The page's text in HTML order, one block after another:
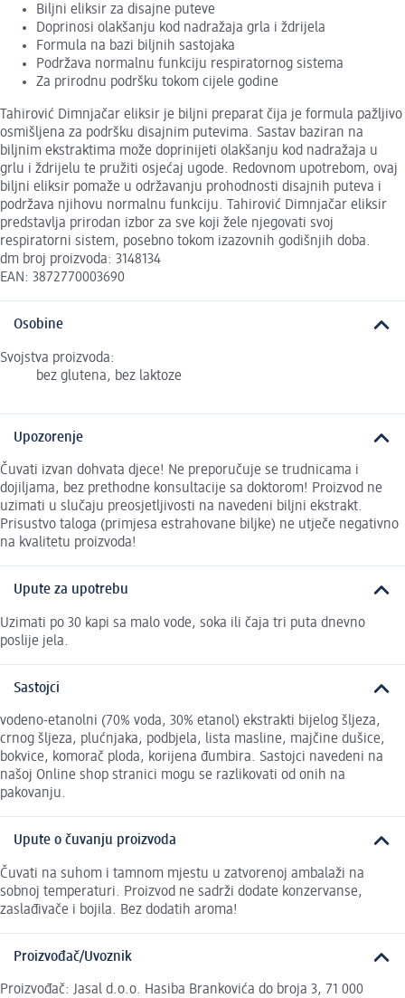
Biljni eliksir za disajne puteve
Doprinosi olakšanju kod nadražaja grla i ždrijela
Formula na bazi biljnih sastojaka
Podržava normalnu funkciju respiratornog sistema
Za prirodnu podršku tokom cijele godine
Tahirović Dimnjačar eliksir je biljni preparat čija je formula pažljivo
osmišljena za podršku disajnim putevima. Sastav baziran na
biljnim ekstraktima može doprinijeti olakšanju kod nadražaja u
grlu i ždrijelu te pružiti osjećaj ugode. Redovnom upotrebom, ovaj
biljni eliksir pomaže u održavanju prohodnosti disajnih puteva i
podržava njihovu normalnu funkciju. Tahirović Dimnjačar eliksir
predstavlja prirodan izbor za sve koji žele njegovati svoj
respiratorni sistem, posebno tokom izazovnih godišnjih doba.
dm broj proizvoda: 3148134
EAN: 3872770003690
Osobine
Svojstva proizvoda:
bez glutena, bez laktoze
Upozorenje
Čuvati izvan dohvata djece! Ne preporučuje se trudnicama i
dojiljama, bez prethodne konsultacije sa doktorom! Proizvod ne
uzimati u slučaju preosjetljivosti na navedeni biljni ekstrakt.
Prisustvo taloga (primjesa estrahovane biljke) ne utječe negativno
na kvalitetu proizvoda!
Upute za upotrebu
Uzimati po 30 kapi sa malo vode, soka ili čaja tri puta dnevno
poslije jela.
Sastojci
vodeno-etanolni (70% voda, 30% etanol) ekstrakti bijelog šljeza,
crnog šljeza, plućnjaka, podbjela, lista masline, majčine dušice,
bokvice, komorač ploda, korijena đumbira. Sastojci navedeni na
našoj Online shop stranici mogu se razlikovati od onih na
pakovanju.
Upute o čuvanju proizvoda
Čuvati na suhom i tamnom mjestu u zatvorenoj ambalaži na
sobnoj temperaturi. Proizvod ne sadrži dodate konzervanse,
zaslađivače i bojila. Bez dodatih aroma!
Proizvođač/Uvoznik
Proizvođač: Jasal d.o.o. Hasiba Brankovića do broja 3, 71 000